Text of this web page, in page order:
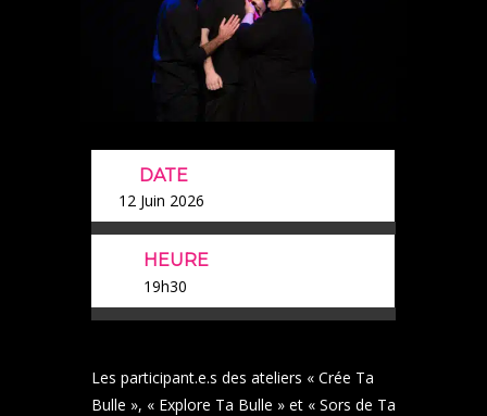
DATE
12 Juin 2026
HEURE
19h30
Les participant.e.s des ateliers « Crée Ta
Bulle », « Explore Ta Bulle » et « Sors de Ta